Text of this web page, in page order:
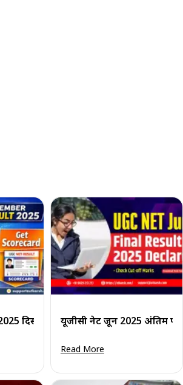
दिसंबर हेतु: स्कोरकार्ड और कट-ऑफ अंक
यूजीसी नेट जून 2025 अंतिम
Read More